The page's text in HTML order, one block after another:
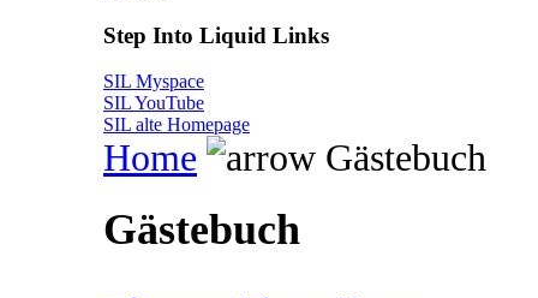
Step Into Liquid Links
SIL Myspace
SIL YouTube
SIL alte Homepage
Home Gästebuch
Gästebuch